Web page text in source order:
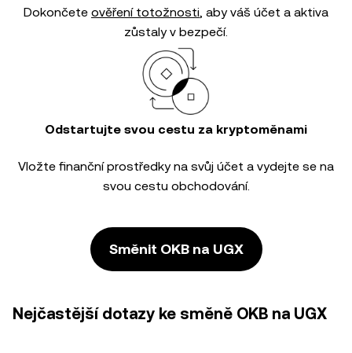
Dokončete ověření totožnosti, aby váš účet a aktiva
zůstaly v bezpečí.
Odstartujte svou cestu za kryptoměnami
Vložte finanční prostředky na svůj účet a vydejte se na
svou cestu obchodování.
Směnit OKB na UGX
Nejčastější dotazy ke směně OKB na UGX